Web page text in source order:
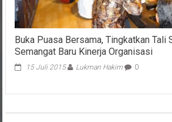
Buka Puasa Bersama, Tingkatkan Tali
Semangat Baru Kinerja Organisasi
15 Juli 2015 Lukman Hakim 0